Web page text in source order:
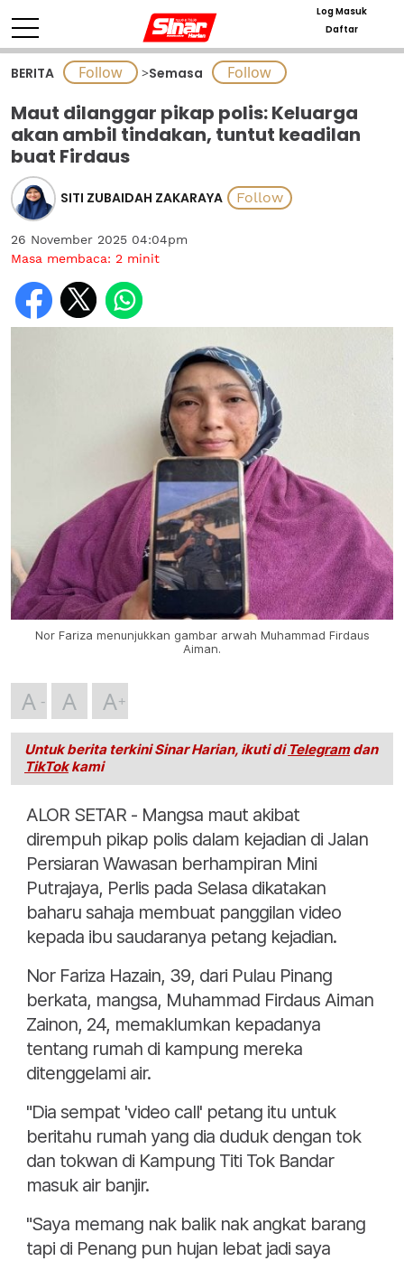
Log Masuk
Daftar
BERITA >Semasa
Maut dilanggar pikap polis: Keluarga
akan ambil tindakan, tuntut keadilan
buat Firdaus
SITI ZUBAIDAH ZAKARAYA
26 November 2025 04:04pm
Masa membaca: 2 minit
Nor Fariza menunjukkan gambar arwah Muhammad Firdaus
Aiman.
A A A
Untuk berita terkini Sinar Harian, ikuti di Telegramdan
TikTokkami
ALOR SETAR - Mangsa maut akibat
dirempuh pikap polis dalam kejadian di Jalan
Persiaran Wawasan berhampiran Mini
Putrajaya, Perlis pada Selasa dikatakan
baharu sahaja membuat panggilan video
kepada ibu saudaranya petang kejadian.
Nor Fariza Hazain, 39, dari Pulau Pinang
berkata, mangsa, Muhammad Firdaus Aiman
Zainon, 24, memaklumkan kepadanya
tentang rumah di kampung mereka
ditenggelami air.
"Dia sempat 'video call' petang itu untuk
beritahu rumah yang dia duduk dengan tok
dan tokwan di Kampung Titi Tok Bandar
masuk air banjir.
"Saya memang nak balik nak angkat barang
tapi di Penang pun hujan lebat jadi saya